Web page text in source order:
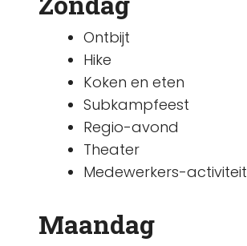
Ontbijt
Hike
Koken en eten
Subkampfeest
Regio-avond
Theater
Medewerkers-activiteit
Maandag